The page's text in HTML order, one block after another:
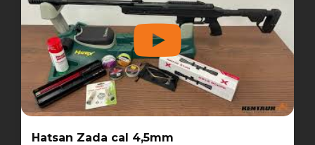
Hatsan Zada cal 4,5mm